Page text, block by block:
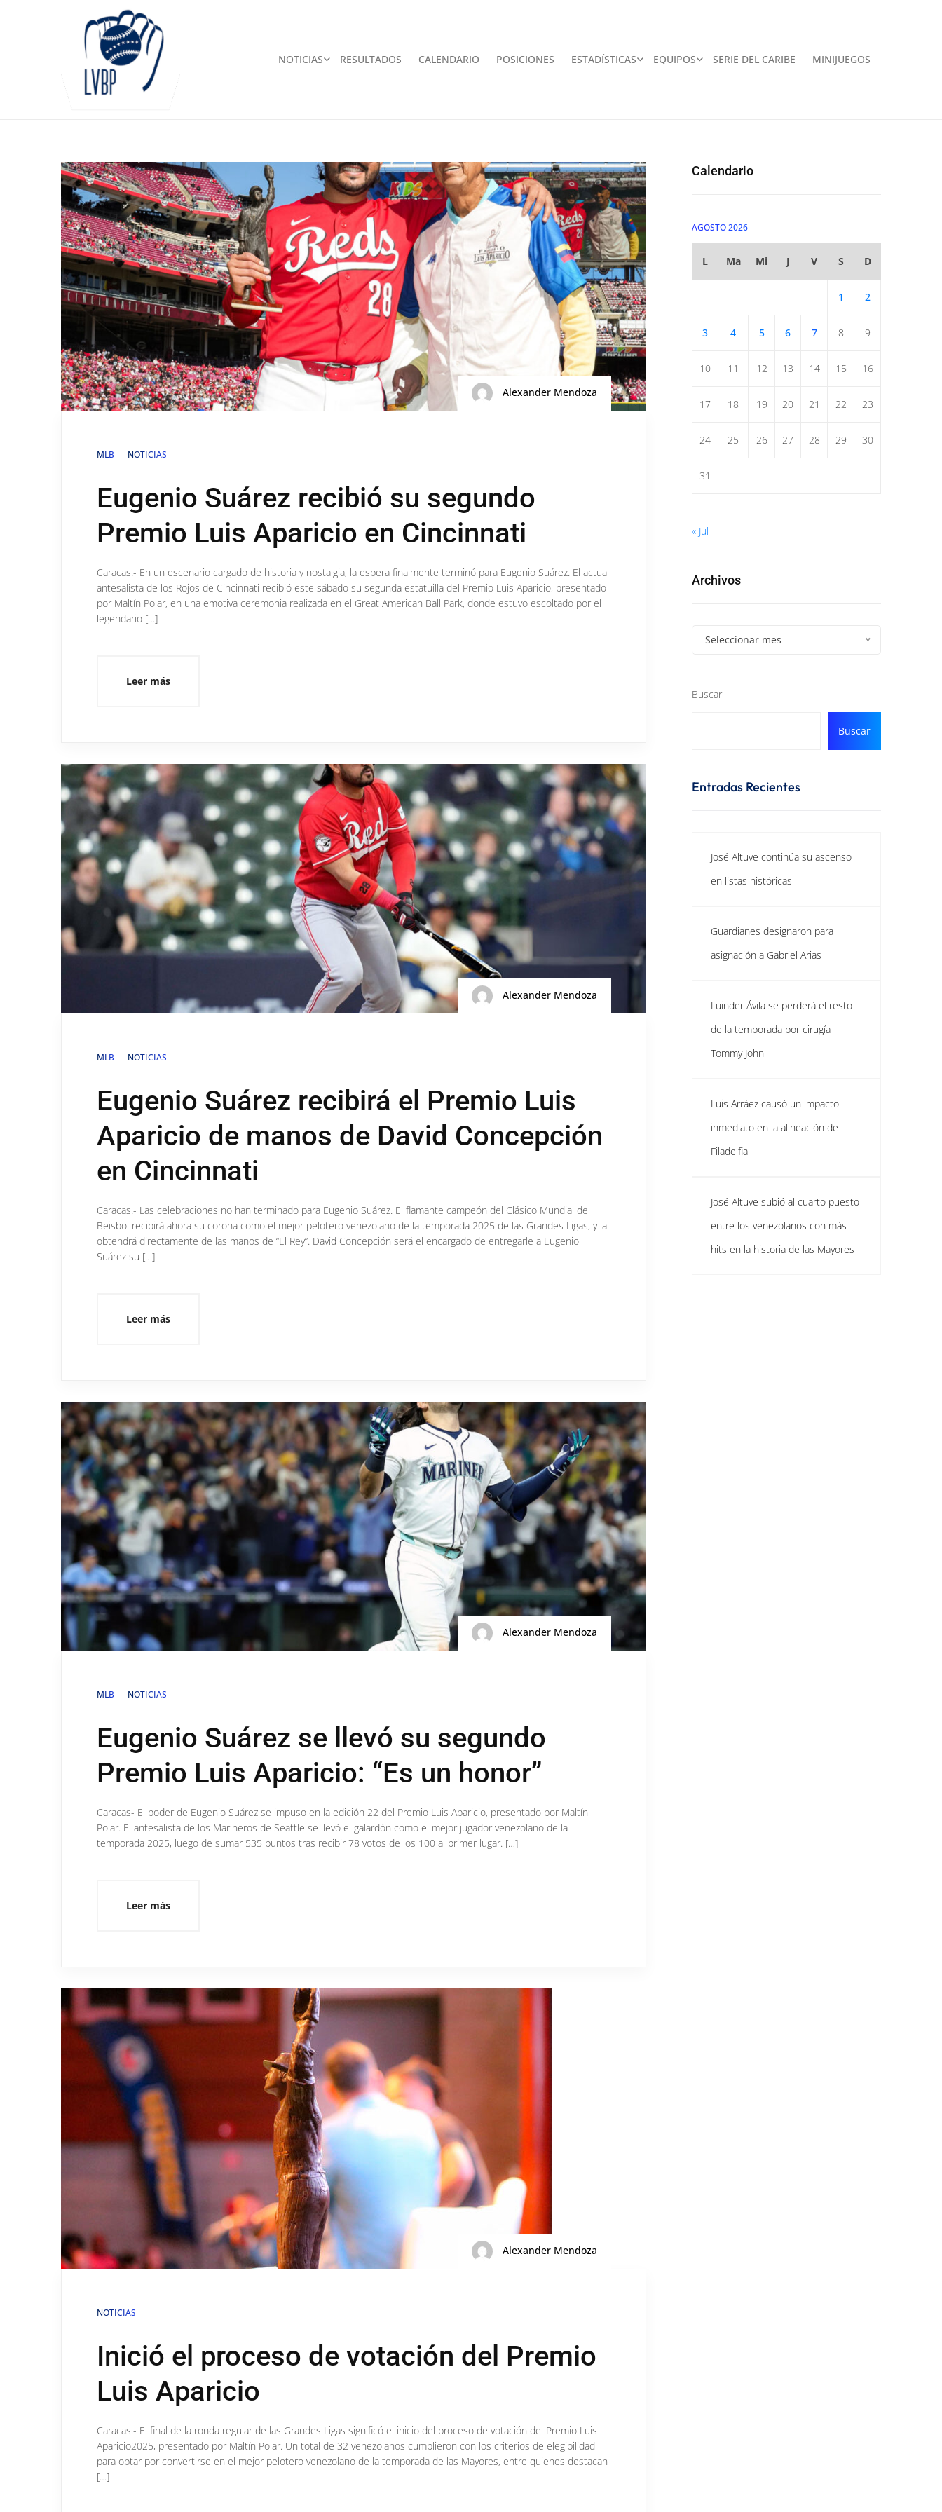
NOTICIAS RESULTADOS CALENDARIO POSICIONES ESTADÍSTICAS EQUIPOS SERIE DEL CARIBE MINIJUEGOS
Alexander Mendoza
MLB NOTICIAS
Eugenio Suárez recibió su segundo
Premio Luis Aparicio en Cincinnati
Caracas.- En un escenario cargado de historia y nostalgia, la espera finalmente terminó para Eugenio Suárez. El actual
antesalista de los Rojos de Cincinnati recibió este sábado su segunda estatuilla del Premio Luis Aparicio, presentado
por Maltín Polar, en una emotiva ceremonia realizada en el Great American Ball Park, donde estuvo escoltado por el
legendario […]
Leer más
Alexander Mendoza
MLB NOTICIAS
Eugenio Suárez recibirá el Premio Luis
Aparicio de manos de David Concepción
en Cincinnati
Caracas.- Las celebraciones no han terminado para Eugenio Suárez. El flamante campeón del Clásico Mundial de
Beisbol recibirá ahora su corona como el mejor pelotero venezolano de la temporada 2025 de las Grandes Ligas, y la
obtendrá directamente de las manos de “El Rey”. David Concepción será el encargado de entregarle a Eugenio
Suárez su […]
Leer más
Alexander Mendoza
MLB NOTICIAS
Eugenio Suárez se llevó su segundo
Premio Luis Aparicio: “Es un honor”
Caracas- El poder de Eugenio Suárez se impuso en la edición 22 del Premio Luis Aparicio, presentado por Maltín
Polar. El antesalista de los Marineros de Seattle se llevó el galardón como el mejor jugador venezolano de la
temporada 2025, luego de sumar 535 puntos tras recibir 78 votos de los 100 al primer lugar. […]
Leer más
Alexander Mendoza
NOTICIAS
Inició el proceso de votación del Premio
Luis Aparicio
Caracas.- El final de la ronda regular de las Grandes Ligas significó el inicio del proceso de votación del Premio Luis
Aparicio2025, presentado por Maltín Polar. Un total de 32 venezolanos cumplieron con los criterios de elegibilidad
para optar por convertirse en el mejor pelotero venezolano de la temporada de las Mayores, entre quienes destacan
[…]
Calendario
AGOSTO 2026
L Ma Mi J V S D
1 2
3 4 5 6 7 8 9
10 11 12 13 14 15 16
17 18 19 20 21 22 23
24 25 26 27 28 29 30
31
« Jul
Archivos
Seleccionar mes
Buscar
Buscar
Entradas Recientes
José Altuve continúa su ascenso
en listas históricas
Guardianes designaron para
asignación a Gabriel Arias
Luinder Ávila se perderá el resto
de la temporada por cirugía
Tommy John
Luis Arráez causó un impacto
inmediato en la alineación de
Filadelfia
José Altuve subió al cuarto puesto
entre los venezolanos con más
hits en la historia de las Mayores